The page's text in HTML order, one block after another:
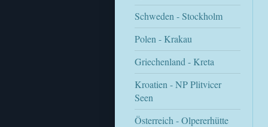
Schweden - Stockholm
Polen - Krakau
Griechenland - Kreta
Kroatien - NP Plitvicer
Seen
Österreich - Olpererhütte